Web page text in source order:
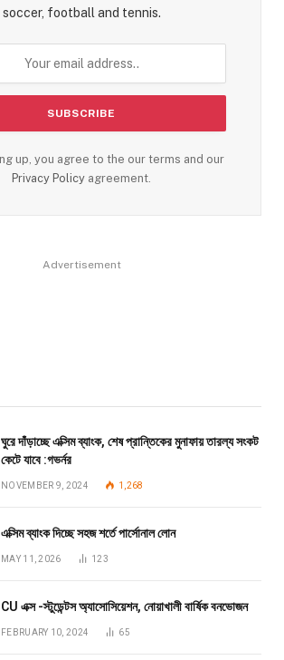
soccer, football and tennis.
up, you agree to the our terms and our
Privacy Policy agreement.
Advertisement
ঘুরে দাঁড়াচ্ছে এক্সিম ব্যাংক, শেষ প্রান্তিকের মুনাফায় তারল্য সংকট
কেটে যাবে :গভর্নর
NOVEMBER 9, 2024 1,268
এক্সিম ব্যাংক দিচ্ছে সহজ শর্তে পার্সোনাল লোন
MAY 11, 2026 123
CU এক্স -স্টুডেন্টস অ্যাসোসিয়েশন, নোয়াখালী বার্ষিক বনভোজন
FEBRUARY 10, 2024 65